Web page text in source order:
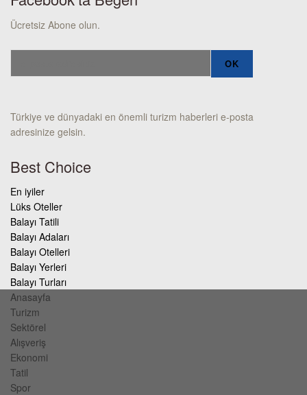
Ücretsiz Abone olun.
Türkiye ve dünyadaki en önemli turizm haberleri e-posta
adresinize gelsin.
Best Choice
En iyiler
Lüks Oteller
Balayı Tatili
Balayı Adaları
Balayı Otelleri
Balayı Yerleri
Balayı Turları
Anasayfa
Turizm
Sektörel
Alışveriş
Ekonomi
Tatil
Spor